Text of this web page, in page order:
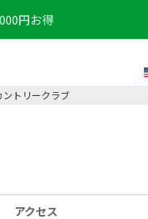
円お得
ントリークラブ
アクセス